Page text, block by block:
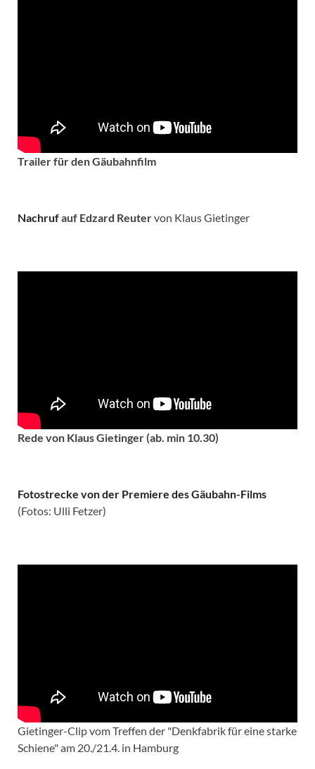
Trailer für den Gäubahnfilm
Nachrufauf Edzard Reutervon Klaus Gietinger
Rede von Klaus Gietinger (ab. min 10.30)
Fotostrecke von der Premiere des Gäubahn-Films
(Fotos: Ulli Fetzer)
Gietinger-Clip vom Treffen der "Denkfabrik für eine starke
Schiene" am 20./21.4. in Hamburg